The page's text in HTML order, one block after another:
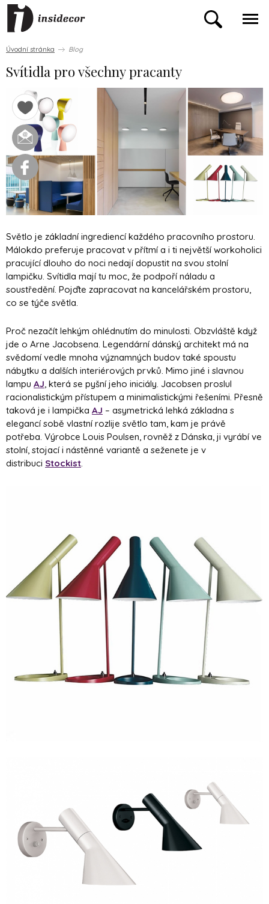
Úvodní stránka Blog
Svítidla pro všechny pracanty
Světlo je základní ingrediencí každého pracovního prostoru.
Málokdo preferuje pracovat v přítmí a i ti největší workoholici
pracující dlouho do noci nedají dopustit na svou stolní
lampičku. Svítidla mají tu moc, že podpoří náladu a
soustředění. Pojďte zapracovat na kancelářském prostoru,
co se týče světla.
Proč nezačít lehkým ohlédnutím do minulosti. Obzvláště když
jde o Arne Jacobsena. Legendární dánský architekt má na
svědomí vedle mnoha významných budov také spoustu
nábytku a dalších interiérových prvků. Mimo jiné i slavnou
lampu AJ, která se pyšní jeho iniciály. Jacobsen proslul
racionalistickým přístupem a minimalistickými řešeními. Přesně
taková je i lampička AJ – asymetrická lehká základna s
elegancí sobě vlastní rozlije světlo tam, kam je právě
potřeba. Výrobce Louis Poulsen, rovněž z Dánska, ji vyrábí ve
stolní, stojací i nástěnné variantě a seženete je v
distribuci Stockist.